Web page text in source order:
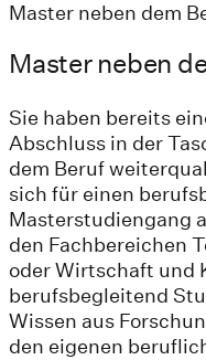
Master neben dem
Master neben
Sie haben bereits
Abschluss in der
dem Beruf
sich für einen
Masterstudiengang
den Fachbereichen
oder Wirtschaft und
berufsbegleitend
Wissen aus
den eigenen